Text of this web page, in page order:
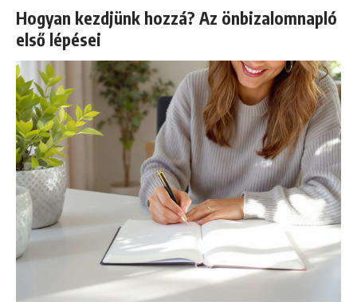
Hogyan kezdjünk hozzá? Az önbizalomnapló
első lépései